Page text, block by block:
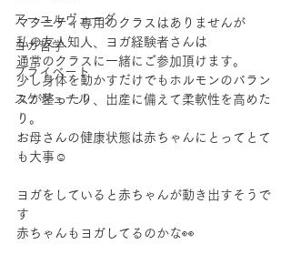
アーユルヴェーダ
ヨガ哲学
プライベート
スケジュール
マタニティ専用のクラスはありませんが
私の友人知人、ヨガ経験者さんは
通常のクラスに一緒にご参加頂けます。
少し身体を動かすだけでもホルモンのバラン
スが整ったり、出産に備えて柔軟性を高めた
り。
お母さんの健康状態は赤ちゃんにとってとて
も大事☺︎
ヨガをしていると赤ちゃんが動き出すそうで
す
赤ちゃんもヨガしてるのかな👀